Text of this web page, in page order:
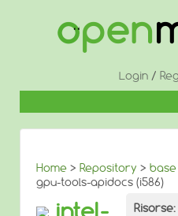
CONTENUTO
Login /
Home > Repository > base
gpu-tools-apidocs (i586)
Risorse: